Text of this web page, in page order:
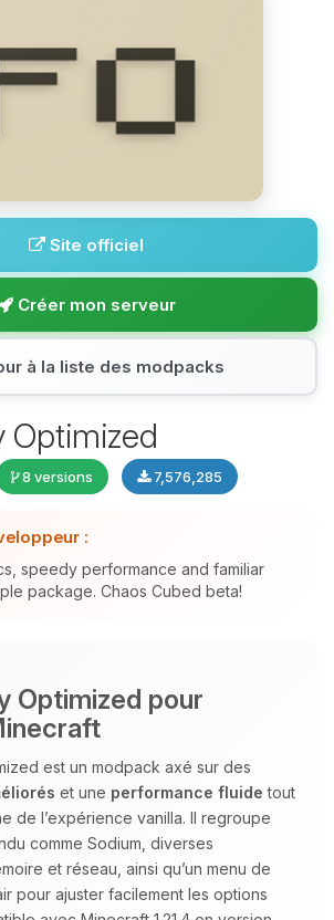
Site officiel
Créer mon serveur
à la liste des modpacks
Optimized
8 versions 7,576,285
:
speedy performance and familiar
package. Chaos Cubed beta!
Optimized pour
est un modpack axé sur des
et une performance fluide tout
de l’expérience vanilla. Il regroupe
comme Sodium, diverses
et réseau, ainsi qu’un menu de
pour ajuster facilement les options
et je vais remuer mes
circuits pour t’aider.